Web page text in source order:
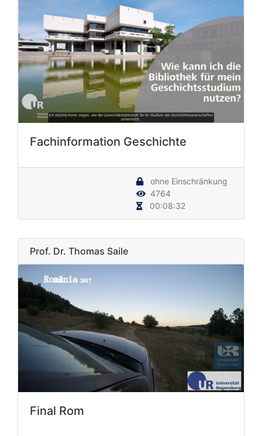
Fachinformation Geschichte
ohne Einschränkung
4764
00:08:32
Prof. Dr. Thomas Saile
Final Rom